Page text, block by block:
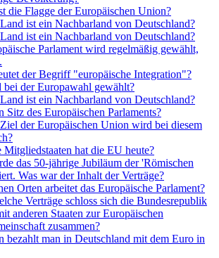
die Flagge der Europäischen Union?
ist ein Nachbarland von Deutschland?
ist ein Nachbarland von Deutschland?
Parlament wird regelmäßig gewählt,
der Begriff "europäische Integration"?
bei der Europawahl gewählt?
ist ein Nachbarland von Deutschland?
Sitz des Europäischen Parlaments?
der Europäischen Union wird bei diesem
Mitgliedstaaten hat die EU heute?
das 50-jährige Jubiläum der 'Römischen
Was war der Inhalt der Verträge?
Orten arbeitet das Europäische Parlament?
Verträge schloss sich die Bundesrepublik
anderen Staaten zur Europäischen
zusammen?
bezahlt man in Deutschland mit dem Euro in